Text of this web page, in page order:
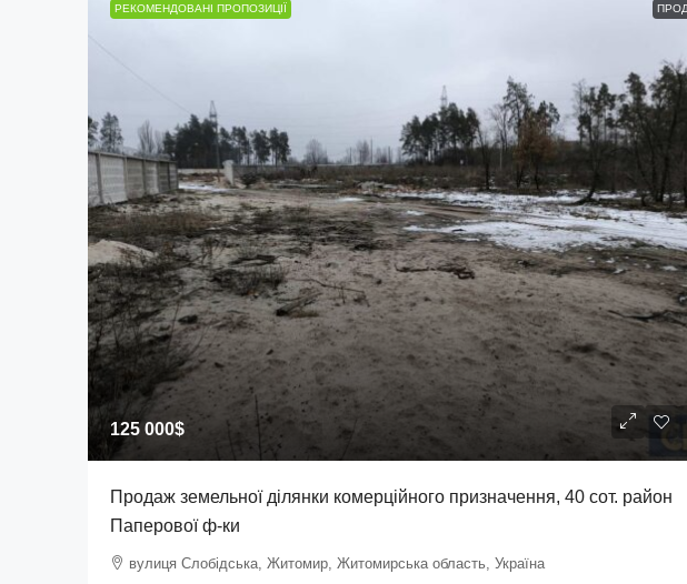
РЕКОМЕНДОВАНІ ПРОПОЗИЦІЇ
125 000$
Продаж земельної ділянки комерційного призначення, 40 сот. район
Паперової ф-ки
вулиця Слобідська, Житомир, Житомирська область, Україна